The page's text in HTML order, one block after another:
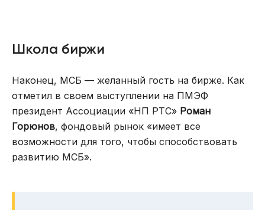
Школа биржи
Наконец, МСБ — желанный гость на бирже. Как
отметил в своем выступлении на ПМЭФ
президент Ассоциации «НП РТС» Роман
Горюнов, фондовый рынок «имеет все
возможности для того, чтобы способствовать
развитию МСБ».